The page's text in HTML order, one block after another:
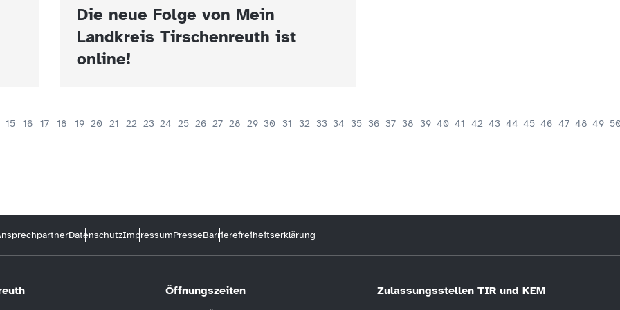
Die neue Folge von Mein
Landkreis Tirschenreuth ist
online!
15 16 17 18 19 20 21 22 23 24 25 26 27 28 29 30 31 32 33 34 35 36 37 38 39 40 41 42 43 44 45 46 47 48 49
DatenschutzImpressumPresseBarrierefreiheitserklärung
Öffnungszeiten Zulassungsstellen TIR und KEM